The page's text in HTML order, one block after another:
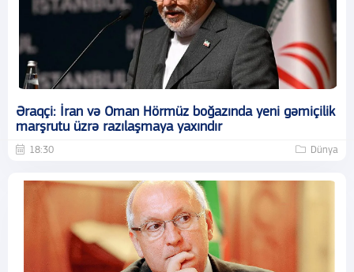
Əraqçi: İran və Oman Hörmüz boğazında yeni gəmiçilik
marşrutu üzrə razılaşmaya yaxındır
18:30 Dünya